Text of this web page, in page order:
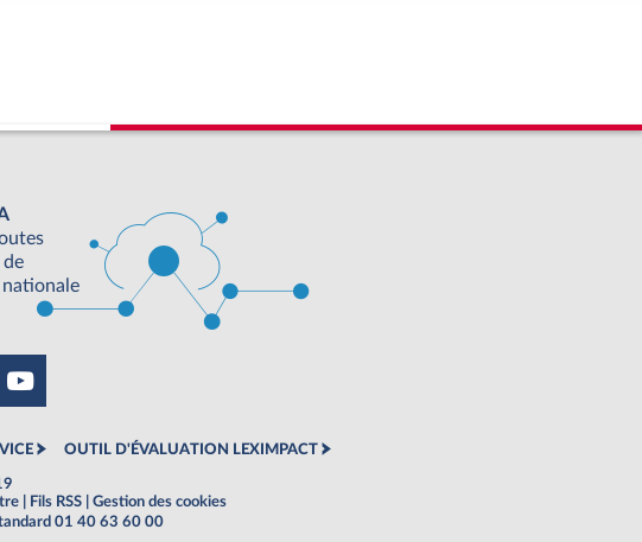
de
nationale
OUTIL D'ÉVALUATION LEXIMPACT
Fils RSS
Gestion des cookies
01 40 63 60 00